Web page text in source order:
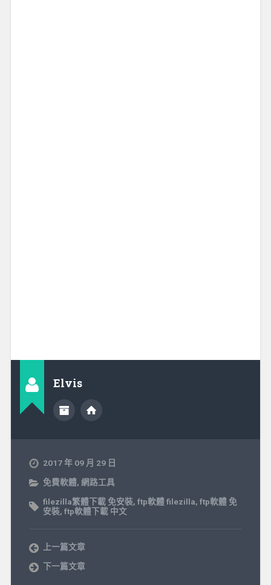
Elvis
2017 年 09 月 29 日
免費軟體, 網路工具
filezilla繁體下載 免安裝, ftp軟體 filezilla, ftp軟體 免
安裝, ftp軟體下載 中文
上一篇文章
下一篇文章